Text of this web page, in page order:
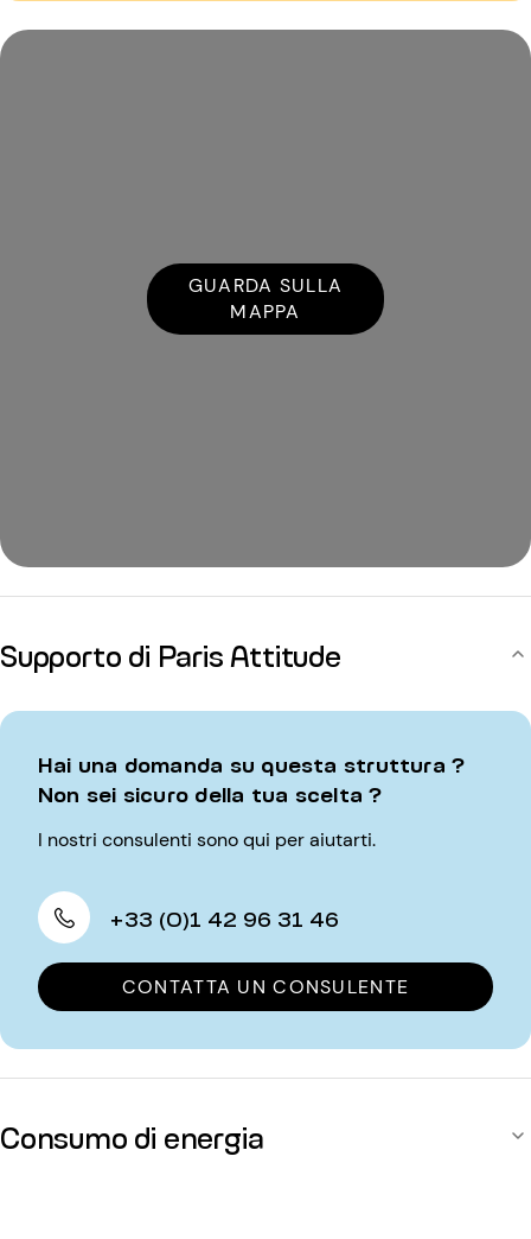
GUARDA SULLA
MAPPA
Supporto di Paris Attitude
Hai una domanda su questa struttura ?
Non sei sicuro della tua scelta ?
I nostri consulenti sono qui per aiutarti.
+33 (0)1 42 96 31 46
CONTATTA UN CONSULENTE
Consumo di energia